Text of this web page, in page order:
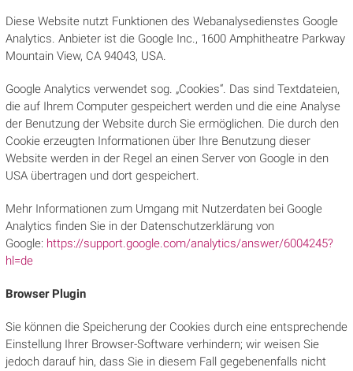
Diese Website nutzt Funktionen des Webanalysedienstes Google
Analytics. Anbieter ist die Google Inc., 1600 Amphitheatre Parkway
Mountain View, CA 94043, USA.
Google Analytics verwendet sog. „Cookies“. Das sind Textdateien,
die auf Ihrem Computer gespeichert werden und die eine Analyse
der Benutzung der Website durch Sie ermöglichen. Die durch den
Cookie erzeugten Informationen über Ihre Benutzung dieser
Website werden in der Regel an einen Server von Google in den
USA übertragen und dort gespeichert.
Mehr Informationen zum Umgang mit Nutzerdaten bei Google
Analytics finden Sie in der Datenschutzerklärung von
Google: https://support.google.com/analytics/answer/6004245?
hl=de
Browser Plugin
Sie können die Speicherung der Cookies durch eine entsprechende
Einstellung Ihrer Browser-Software verhindern; wir weisen Sie
jedoch darauf hin, dass Sie in diesem Fall gegebenenfalls nicht